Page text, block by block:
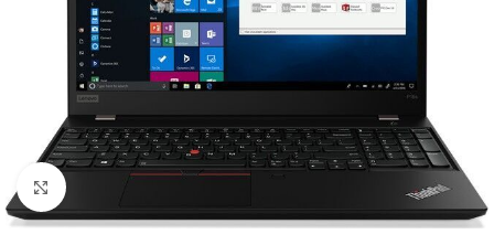
Click to enlarge